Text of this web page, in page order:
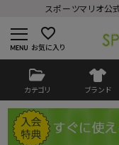
スポーツマリオ
favorite_border
お気に入り
カテゴリ ブランド